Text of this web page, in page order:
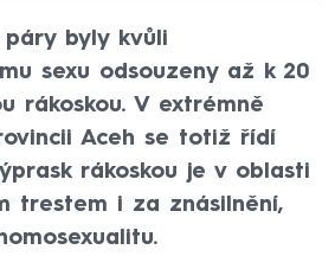
byly kvůli
sexu odsouzeny až k 20
rákoskou. V extrémně
Aceh se totiž řídí
rákoskou je v oblasti
trestem i za znásilnění,